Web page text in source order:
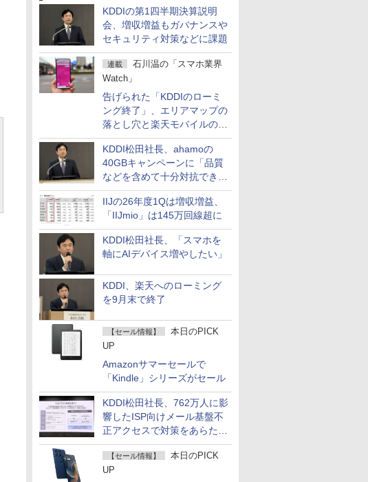
KDDIの第1四半期決算説明
会、増収増益もガバナンスや
セキュリティ対策などに課題
連載
石川温の「スマホ業界
Watch」
告げられた「KDDIのローミ
ング終了」、エリアマップの
落とし穴と楽天モバイルの課
題
KDDI松田社長、ahamoの
40GBキャンペーンに「品質
などを含めて十分対抗でき
る」
IIJの26年度1Qは増収増益、
「IIJmio」は145万回線超に
KDDI松田社長、「スマホを
軸にAIデバイス増やしたい」
KDDI、楽天へのローミング
を9月末で終了
【セール情報】
本日のPICK
UP
Amazonサマーセールで
「Kindle」シリーズがセール
KDDI松田社長、762万人に影
響したISP向けメール基盤不
正アクセスで対策をあらため
て説明
【セール情報】
本日のPICK
UP